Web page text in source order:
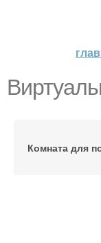
Комната для